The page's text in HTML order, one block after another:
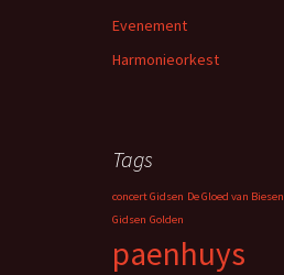
Evenement
Harmonieorkest
Tags
concert Gidsen De Gloed van Biesen
Gidsen Golden
paenhuys